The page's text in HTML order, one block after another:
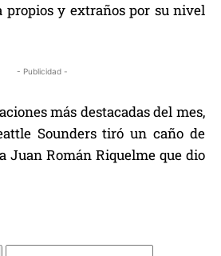
propios y extraños por su nivel
- Publicidad -
más destacadas del mes,
Sounders tiró un caño de
Juan Román Riquelme que dio